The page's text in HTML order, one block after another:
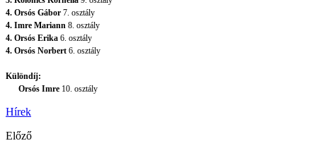
4. Orsós Gábor 7. osztály
4. Imre Mariann 8. osztály
4. Orsós Erika 6. osztály
4. Orsós Norbert 6. osztály
Különdíj:
Orsós Imre 10. osztály
Hírek
Előző